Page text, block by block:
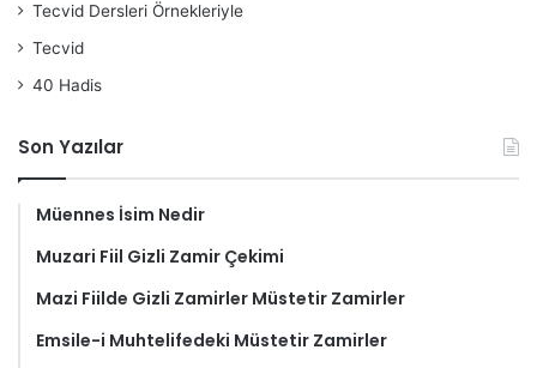
Tecvid Dersleri Örnekleriyle
Tecvid
40 Hadis
Son Yazılar
Müennes İsim Nedir
Muzari Fiil Gizli Zamir Çekimi
Mazi Fiilde Gizli Zamirler Müstetir Zamirler
Emsile-i Muhtelifedeki Müstetir Zamirler